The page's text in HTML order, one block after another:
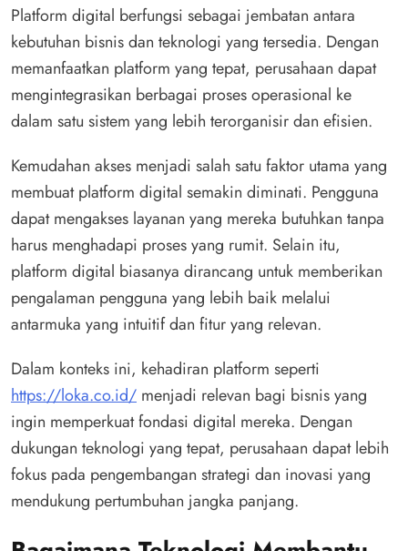
Platform digital berfungsi sebagai jembatan antara
kebutuhan bisnis dan teknologi yang tersedia. Dengan
memanfaatkan platform yang tepat, perusahaan dapat
mengintegrasikan berbagai proses operasional ke
dalam satu sistem yang lebih terorganisir dan efisien.
Kemudahan akses menjadi salah satu faktor utama yang
membuat platform digital semakin diminati. Pengguna
dapat mengakses layanan yang mereka butuhkan tanpa
harus menghadapi proses yang rumit. Selain itu,
platform digital biasanya dirancang untuk memberikan
pengalaman pengguna yang lebih baik melalui
antarmuka yang intuitif dan fitur yang relevan.
Dalam konteks ini, kehadiran platform seperti
https://loka.co.id/ menjadi relevan bagi bisnis yang
ingin memperkuat fondasi digital mereka. Dengan
dukungan teknologi yang tepat, perusahaan dapat lebih
fokus pada pengembangan strategi dan inovasi yang
mendukung pertumbuhan jangka panjang.